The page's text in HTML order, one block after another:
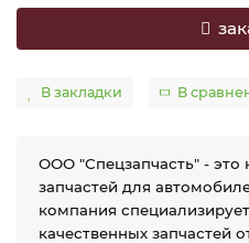
В закладки В
ООО "Спецзапчасть" -
запчастей для
компания
качественных запчастей